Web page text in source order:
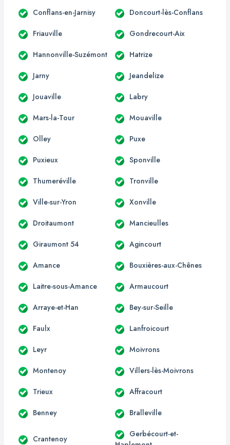
Conflans-en-Jarnisy Doncourt-lès-Conflans
Friauville Gondrecourt-Aix
Hannonville-Suzémont Hatrize
Jarny Jeandelize
Jouaville Labry
Mars-la-Tour Mouaville
Olley Puxe
Puxieux Sponville
Thumeréville Tronville
Ville-sur-Yron Xonville
Droitaumont Mancieulles
Giraumont 54 Agincourt
Amance Bouxières-aux-Chênes
Laitre-sous-Amance Armaucourt
Arraye-et-Han Bey-sur-Seille
Faulx Lanfroicourt
Leyr Moivrons
Montenoy Villers-lès-Moivrons
Trieux Affracourt
Benney Bralleville
Crantenoy
Gerbécourt-et-